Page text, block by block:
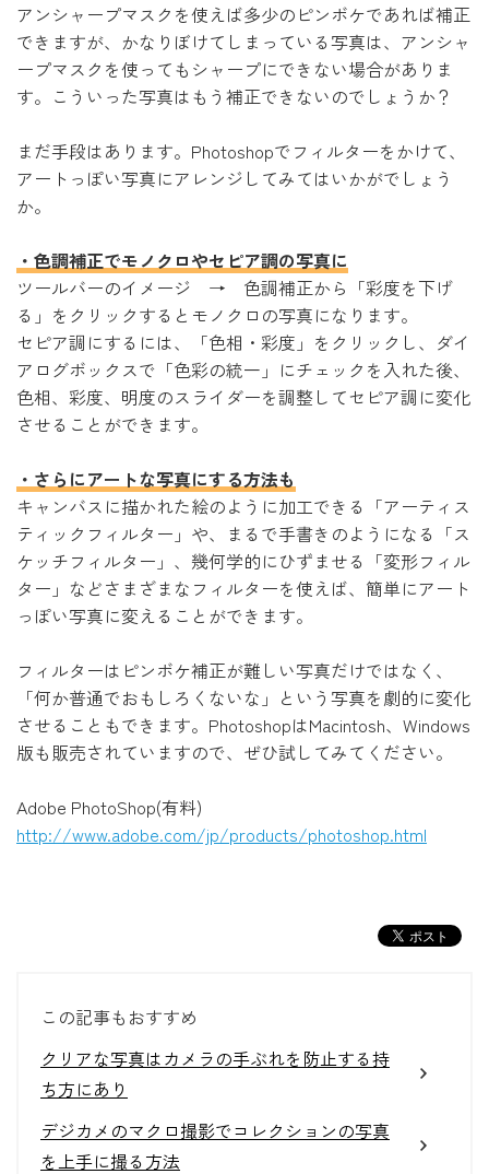
アンシャープマスクを使えば多少のピンボケであれば補正
できますが、かなりぼけてしまっている写真は、アンシャ
ープマスクを使ってもシャープにできない場合がありま
す。こういった写真はもう補正できないのでしょうか？
まだ手段はあります。Photoshopでフィルターをかけて、
アートっぽい写真にアレンジしてみてはいかがでしょう
か。
・色調補正でモノクロやセピア調の写真に
ツールバーのイメージ → 色調補正から「彩度を下げ
る」をクリックするとモノクロの写真になります。
セピア調にするには、「色相・彩度」をクリックし、ダイ
アログボックスで「色彩の統一」にチェックを入れた後、
色相、彩度、明度のスライダーを調整してセピア調に変化
させることができます。
・さらにアートな写真にする方法も
キャンバスに描かれた絵のように加工できる「アーティス
ティックフィルター」や、まるで手書きのようになる「ス
ケッチフィルター」、幾何学的にひずませる「変形フィル
ター」などさまざまなフィルターを使えば、簡単にアート
っぽい写真に変えることができます。
フィルターはピンボケ補正が難しい写真だけではなく、
「何か普通でおもしろくないな」という写真を劇的に変化
させることもできます。PhotoshopはMacintosh、Windows
版も販売されていますので、ぜひ試してみてください。
Adobe PhotoShop(有料)
http://www.adobe.com/jp/products/photoshop.html
この記事もおすすめ
クリアな写真はカメラの手ぶれを防止する持
ち方にあり
デジカメのマクロ撮影でコレクションの写真
を上手に撮る方法